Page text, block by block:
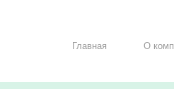
Главная О